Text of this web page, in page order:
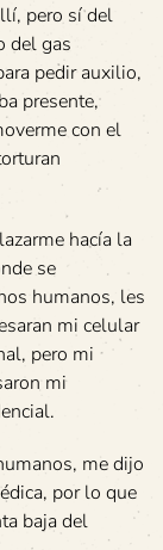
pero sí del
del gas
pedir auxilio,
presente,
con el
hacía la
se
humanos, les
mi celular
pero mi
mi
me dijo
por lo que
baja del